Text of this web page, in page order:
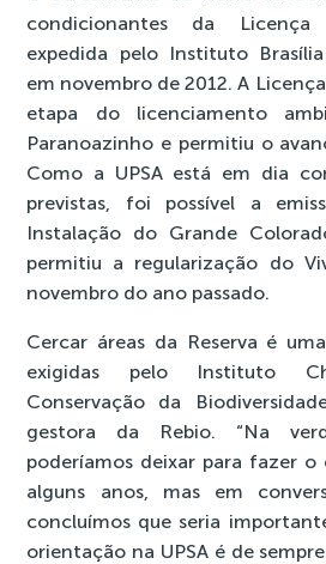
condicionantes da Licença
expedida pelo Instituto
em novembro de 2012. A
etapa do licenciamento
Paranoazinho e permitiu o
Como a UPSA está em dia
previstas, foi possível a
Instalação do Grande
permitiu a regularização do
novembro do ano passado.
Cercar áreas da Reserva é
exigidas pelo Instituto
Conservação da
gestora da Rebio. “Na
poderíamos deixar para fazer
alguns anos, mas em
concluímos que seria
orientação na UPSA é de